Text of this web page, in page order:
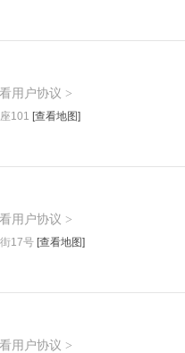
看用户协议 >
101 [查看地图]
看用户协议 >
17号 [查看地图]
看用户协议 >